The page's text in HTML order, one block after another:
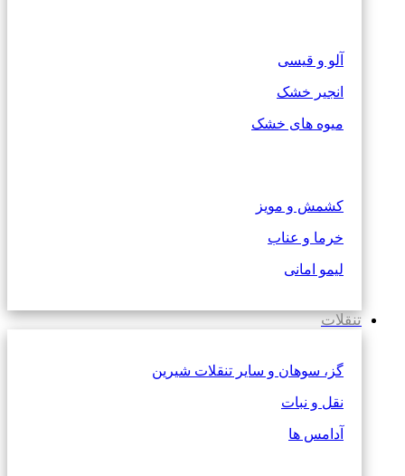
آلو و قیسی
انجیر خشک
میوه های خشک
کشمش و مویز
خرما و عناب
لیمو امانی
تنقلات
گز، سوهان و سایر تنقلات شیرین
نقل و نبات
آدامس ها